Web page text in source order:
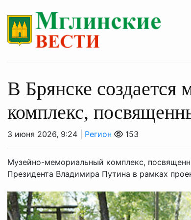
В Брянске
комплекс,
3 июня 2026, 9:24 | Регион 153
Музейно-мемориальный комплекс,
Президента Владимира Путина в рамках